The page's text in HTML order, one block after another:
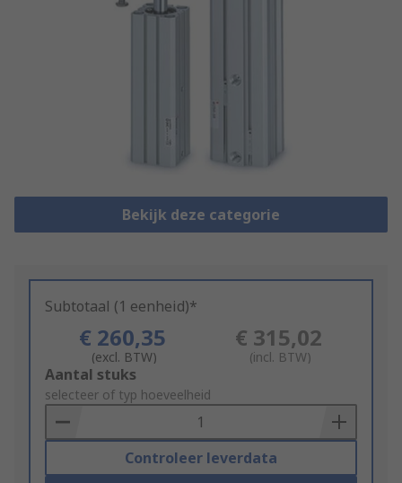
Bekijk deze categorie
Subtotaal (1 eenheid)*
€ 260,35
(excl. BTW)
€ 315,02
(incl. BTW)
Add
to
Basket
Aantal stuks
selecteer of typ hoeveelheid
Controleer leverdata